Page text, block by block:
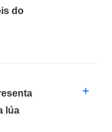
do
lúa
+